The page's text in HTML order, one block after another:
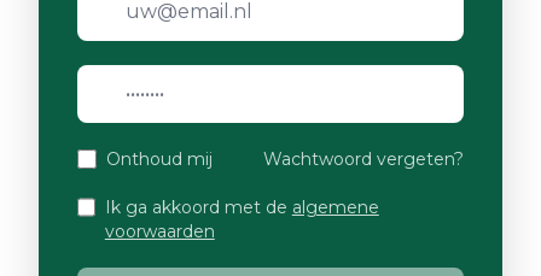
Onthoud mij Wachtwoord vergeten?
Ik ga akkoord met de algemene
voorwaarden